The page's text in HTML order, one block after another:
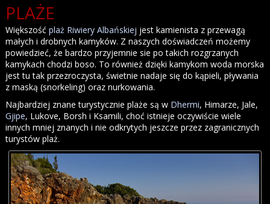
PLAŻE
Większośćplaż Riwiery Albańskiej jest kamienista z przewagą
małych i drobnych kamyków. Z naszych doświadczeń możemy
powiedzieć, że bardzo przyjemnie sie po takich rozgrzanych
kamykach chodzi boso. To również dzięki kamykom woda morska
jest tu tak przezroczysta, świetnie nadaje się do kąpieli, pływania
z maską (snorkeling) oraz nurkowania.
Najbardziej znane turystycznie plaże są w Dhermi, Himarze, Jale,
Gjipe, Lukove, Borsh i Ksamili, choć istnieje oczywiście wiele
innych mniej znanych i nie odkrytych jeszcze przez zagranicznych
turystów plaż.